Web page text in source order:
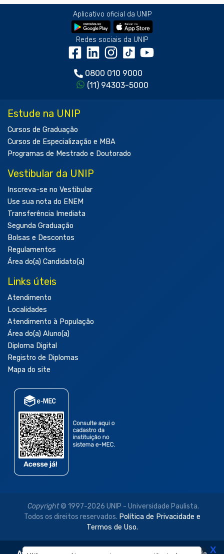
Aplicativo oficial da UNIP
Redes sociais da UNIP
0800 010 9000
(11) 94303-5000
Estude na UNIP
Cursos de Graduação
Cursos de Especialização e MBA
Programas de Mestrado e Doutorado
Vestibular da UNIP
Inscreva-se no Vestibular
Use sua nota do ENEM
Transferência Imediata
Segunda Graduação
Bolsas e Descontos
Regulamentos
Área do(a) Candidato(a)
Links úteis
Atendimento
Localidades
Atendimento à População
Área do(a) Aluno(a)
Diploma Digital
Registro de Diplomas
Mapa do site
Copyright© 1997-2026 UNIP - Universidade Paulista.
Todos os direitos reservados. Política de Privacidade e
Termos de Uso.
X